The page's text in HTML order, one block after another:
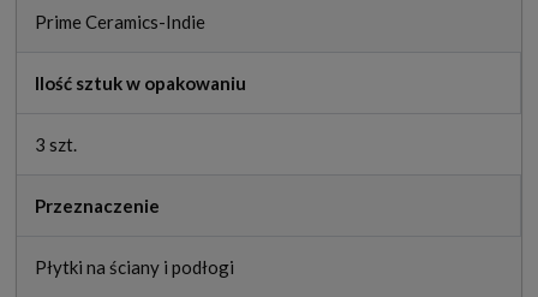
Prime Ceramics-Indie
Ilość sztuk w opakowaniu
3 szt.
Przeznaczenie
Płytki na ściany i podłogi